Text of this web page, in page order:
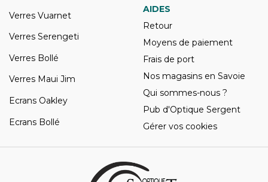
Verres Vuarnet
Verres Serengeti
Verres Bollé
Verres Maui Jim
Ecrans Oakley
Ecrans Bollé
AIDES
Retour
Moyens de paiement
Frais de port
Nos magasins en Savoie
Qui sommes-nous ?
Pub d'Optique Sergent
Gérer vos cookies